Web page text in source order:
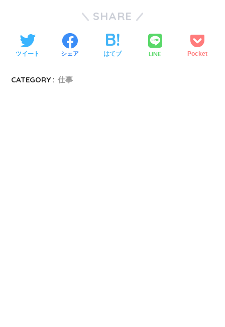
SHARE
ツイート シェア はてブ LINE Pocket
CATEGORY : 仕事